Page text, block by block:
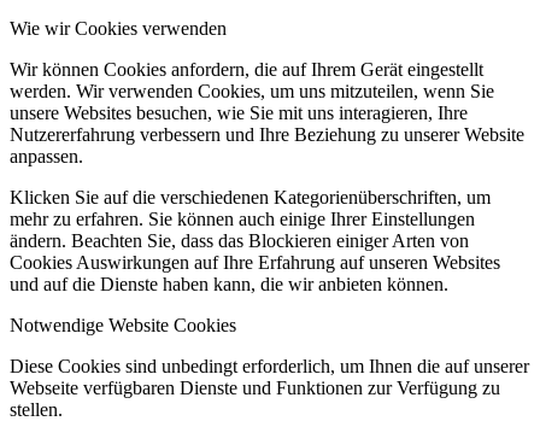
Wie wir Cookies verwenden
Wir können Cookies anfordern, die auf Ihrem Gerät eingestellt
werden. Wir verwenden Cookies, um uns mitzuteilen, wenn Sie
unsere Websites besuchen, wie Sie mit uns interagieren, Ihre
Nutzererfahrung verbessern und Ihre Beziehung zu unserer Website
anpassen.
Klicken Sie auf die verschiedenen Kategorienüberschriften, um
mehr zu erfahren. Sie können auch einige Ihrer Einstellungen
ändern. Beachten Sie, dass das Blockieren einiger Arten von
Cookies Auswirkungen auf Ihre Erfahrung auf unseren Websites
und auf die Dienste haben kann, die wir anbieten können.
Notwendige Website Cookies
Diese Cookies sind unbedingt erforderlich, um Ihnen die auf unserer
Webseite verfügbaren Dienste und Funktionen zur Verfügung zu
stellen.